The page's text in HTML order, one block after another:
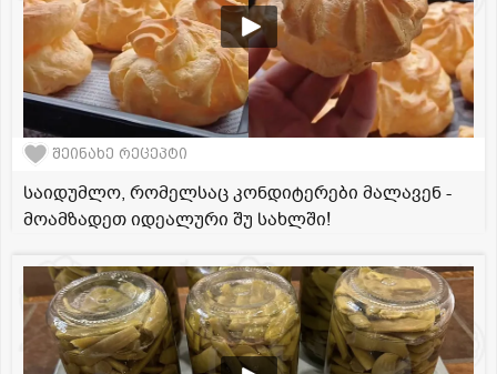
შეინახე რეცეპტი
საიდუმლო, რომელსაც კონდიტერები მალავენ -
მოამზადეთ იდეალური შუ სახლში!